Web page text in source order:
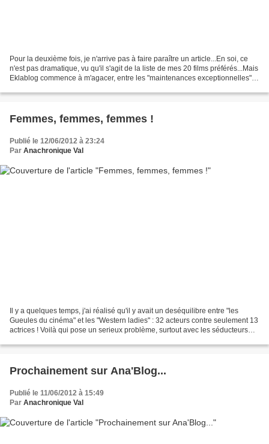
Pour la deuxième fois, je n'arrive pas à faire paraître un article...En soi, ce
n'est pas dramatique, vu qu'il s'agit de la liste de mes 20 films préférés...Mais
Eklablog commence à m'agacer, entre les "maintenances exceptionnelles"
Femmes, femmes, femmes !
Publié le 12/06/2012 à 23:24
Par Anachronique Val
Il y a quelques temps, j'ai réalisé qu'il y avait un deséquilibre entre "les
Gueules du cinéma" et les "Western ladies" : 32 acteurs contre seulement 13
actrices ! Voilà qui pose un serieux problème, surtout avec les séducteurs
Prochainement sur Ana'Blog...
Publié le 11/06/2012 à 15:49
Par Anachronique Val